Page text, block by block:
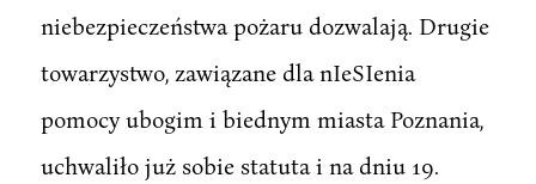
niebezpieczeństwa pożaru dozwalają. Drugie
towarzystwo, zawiązane dla nIeSIenia
pomocy ubogim i biednym miasta Poznania,
uchwaliło już sobie statuta i na dniu 19.